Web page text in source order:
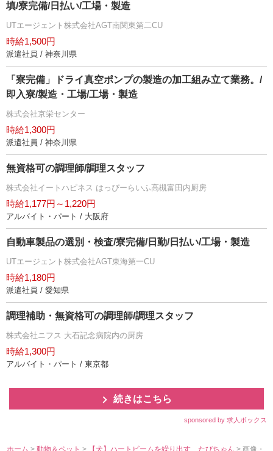
填/寮完備/日払い/工場・製造
UTエージェント株式会社AGT南関東第二CU
時給1,500円
派遣社員 / 神奈川県
「寮完備」ドライ真空ポンプの製造の加工組み立て業務。/
即入寮/製造・工場/工場・製造
株式会社京栄センター
時給1,300円
派遣社員 / 神奈川県
無資格可の調理師/調理スタッフ
株式会社イートハピネス はっぴーらいふ高槻富田内厨房
時給1,177円～1,220円
アルバイト・パート / 大阪府
自動車製品の選別・検査/寮完備/日勤/日払い/工場・製造
UTエージェント株式会社AGT東海第一CU
時給1,180円
派遣社員 / 愛知県
調理補助・無資格可の調理師/調理スタッフ
株式会社ニフス 大石記念病院内の厨房
時給1,300円
アルバイト・パート / 東京都
続きはこちら
sponsored by 求人ボックス